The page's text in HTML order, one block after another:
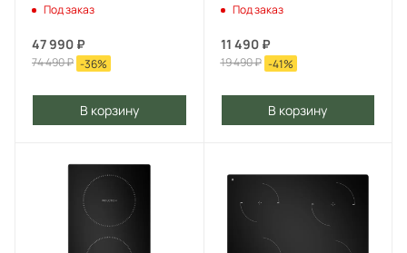
Под заказ
47 990 ₽
74 490₽ -36%
В корзину
Под заказ
11 490₽
19 490₽ -41%
В корзину